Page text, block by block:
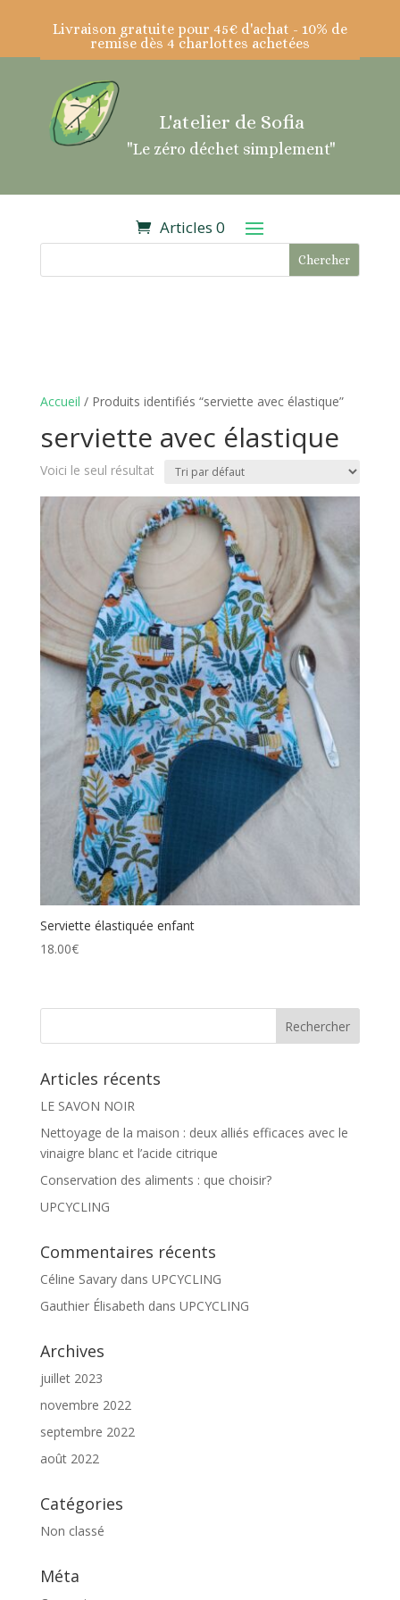
Livraison gratuite pour 45€ d'achat - 10% de
remise dès 4 charlottes achetées
L'atelier de Sofia
"Le zéro déchet simplement"
Articles 0
Accueil / Produits identifiés “serviette avec élastique”
serviette avec élastique
Voici le seul résultat
Serviette élastiquée enfant
18.00€
Articles récents
LE SAVON NOIR
Nettoyage de la maison : deux alliés efficaces avec le
vinaigre blanc et l’acide citrique
Conservation des aliments : que choisir?
UPCYCLING
Commentaires récents
Céline Savarydans UPCYCLING
Gauthier Élisabeth dans UPCYCLING
Archives
juillet 2023
novembre 2022
septembre 2022
août 2022
Catégories
Non classé
Méta